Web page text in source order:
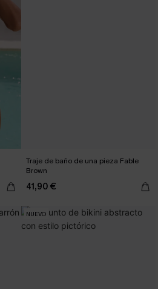
Traje de baño de una pieza Fable
Brown
41,90 €
NUEVO